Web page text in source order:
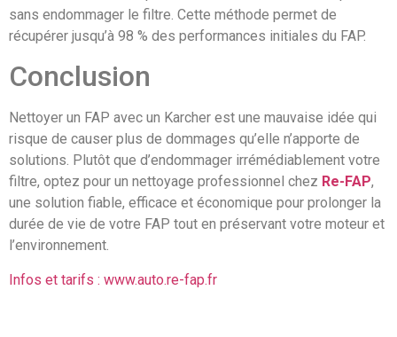
sans endommager le filtre. Cette méthode permet de
récupérer jusqu’à 98 % des performances initiales du FAP.
Conclusion
Nettoyer un FAP avec un Karcher est une mauvaise idée qui
risque de causer plus de dommages qu’elle n’apporte de
solutions. Plutôt que d’endommager irrémédiablement votre
filtre, optez pour un nettoyage professionnel chez Re-FAP,
une solution fiable, efficace et économique pour prolonger la
durée de vie de votre FAP tout en préservant votre moteur et
l’environnement.
Infos et tarifs : www.auto.re-fap.fr